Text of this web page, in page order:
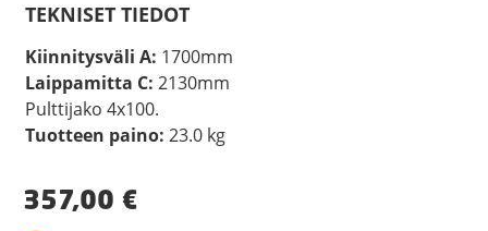
TEKNISET TIEDOT
Kiinnitysväli A: 1700mm
Laippamitta C: 2130mm
Pulttijako 4x100.
Tuotteen paino: 23.0 kg
357,00 €